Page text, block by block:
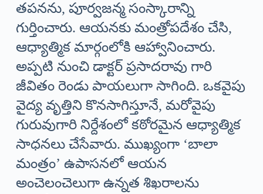
తపనను, పూర్వజన్మ సంస్కారాన్ని
గుర్తించారు. ఆయనకు మంత్రోపదేశం చేసి,
ఆధ్యాత్మిక మార్గంలోకి ఆహ్వానించారు.
అప్పటి నుంచి డాక్టర్ ప్రసాదరావు గారి
జీవితం రెండు పాయలుగా సాగింది. ఒకవైపు
వైద్య వృత్తిని కొనసాగిస్తూనే, మరోవైపు
గురువుగారి నిర్దేశంలో కఠోరమైన ఆధ్యాత్మిక
సాధనలు చేసేవారు. ముఖ్యంగా ‘బాలా
మంత్రం’ ఉపాసనలో ఆయన
అంచెలంచెలుగా ఉన్నత శిఖరాలను